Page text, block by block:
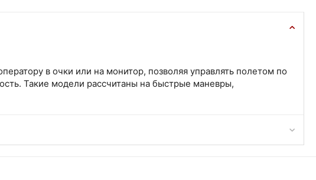
в очки или на монитор, позволяя управлять полетом по
Такие модели рассчитаны на быстрые маневры,